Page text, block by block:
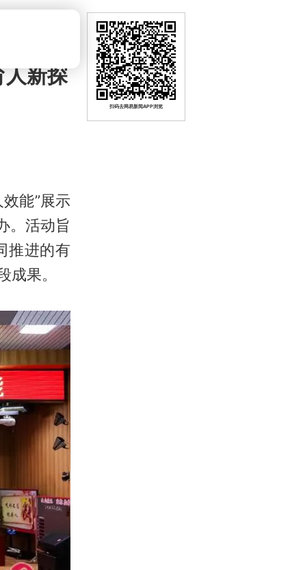
人新探
能”展示
。活动旨
推进的有
果。
扫码去网易新闻APP浏览